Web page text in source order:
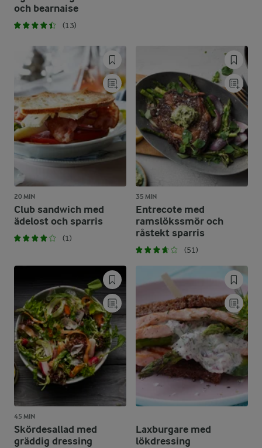
och bearnaise
(13)
20 MIN
Club sandwich med
ädelost och sparris
(1)
35 MIN
Entrecote med
ramslökssmör och
råstekt sparris
(51)
45 MIN
Skördesallad med
gräddig dressing
Laxburgare med
lökdressing